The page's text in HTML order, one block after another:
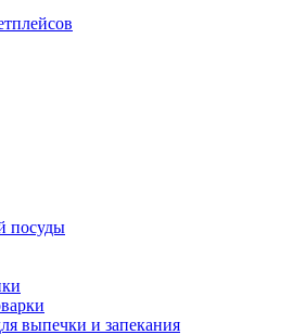
посуды
выпечки и запекания